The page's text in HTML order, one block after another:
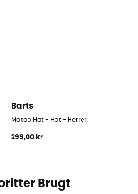
Barts
Matao Hat - Hat - Herrer
299,00 kr
Brugt